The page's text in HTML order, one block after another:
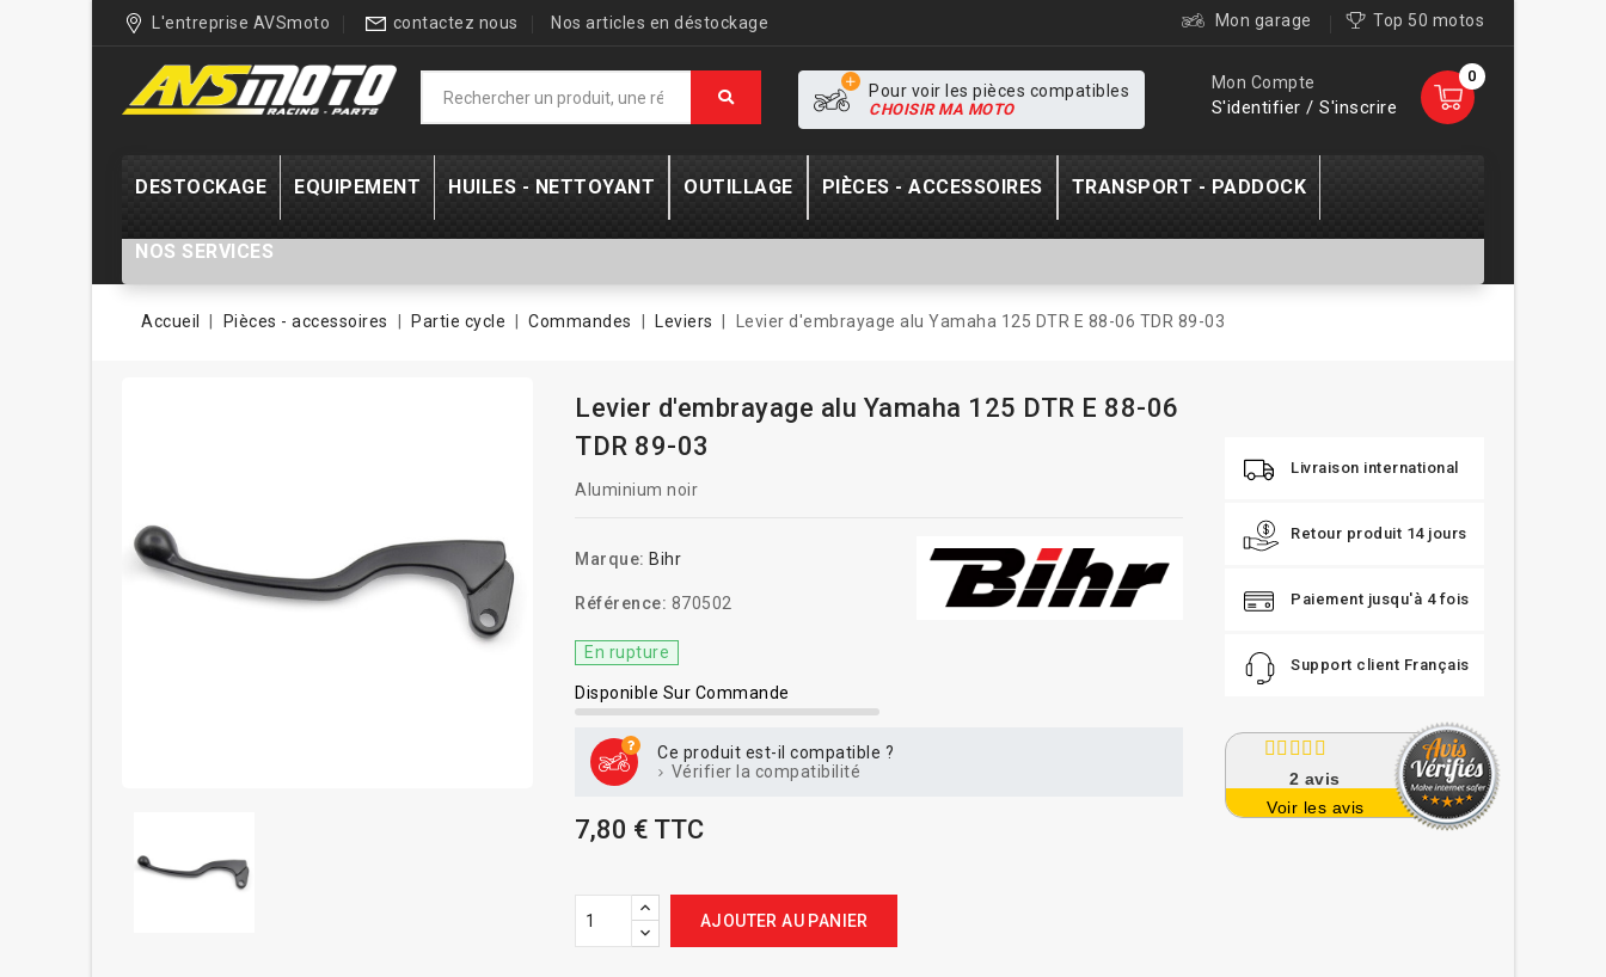
L'entreprise AVSmoto contactez nous Nos articles en déstockage Mon garage Top 50 motos
0
Mon Compte
S'identifier / S'inscrire
Pour voir les pièces compatibles
CHOISIR MA MOTO
DESTOCKAGE EQUIPEMENT HUILES - NETTOYANT OUTILLAGE PIÈCES - ACCESSOIRES TRANSPORT - PADDOCK
NOS SERVICES
Accueil Pièces - accessoires Partie cycle Commandes Leviers Levier d'embrayage alu Yamaha 125 DTR E 88-06 TDR 89-03
Levier d'embrayage alu Yamaha 125 DTR E 88-06
TDR 89-03
Aluminium noir
Marque: Bihr
Référence: 870502
En rupture
Disponible Sur Commande
Ce produit est-il compatible ?
Vérifier la compatibilité
7,80 € TTC
AJOUTER AU PANIER
Livraison international
Retour produit 14 jours
Paiement jusqu'à 4 fois
Support client Français
2 avis
Voir les avis